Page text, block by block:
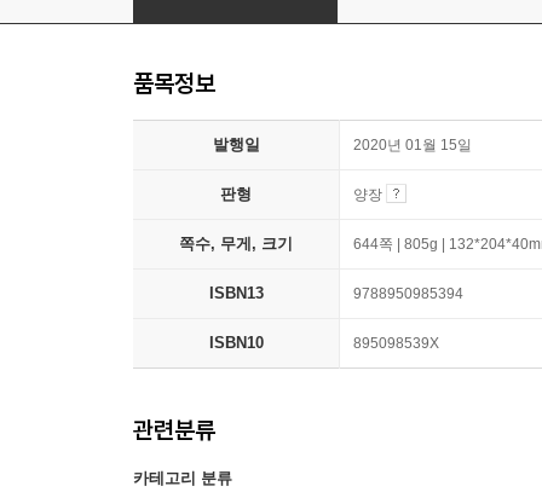
품목정보
발행일 2020년 01월 15일
판형 양장
쪽수, 무게, 크기 644쪽 | 805g |
ISBN13 9788950985394
ISBN10 895098539X
관련분류
카테고리 분류